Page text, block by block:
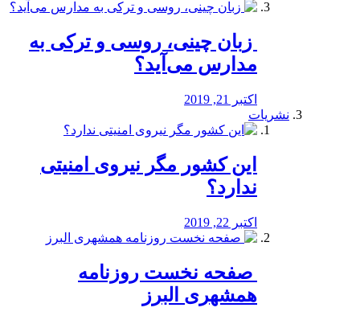
️ زبان چینی، روسی و ترکی به
مدارس می‌آید؟
اکتبر 21, 2019
نشریات
این کشور مگر نیروی امنیتی
ندارد؟
اکتبر 22, 2019
️ صفحه نخست روزنامه‌
همشهری البرز